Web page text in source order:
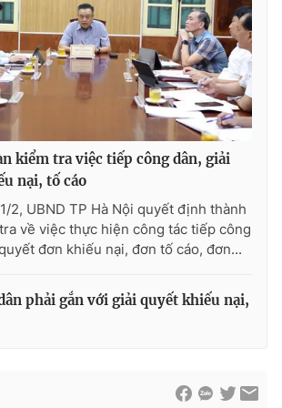
Đài Truyền hình Việt Nam
báo VTV
355 931 - 024.38 355 932
kiểm tra việc tiếp công dân, giải
nại, tố cáo
2, UBND TP Hà Nội quyết định thành
về việc thực hiện công tác tiếp công
đơn khiếu nại, đơn tố cáo, đơn...
phải gắn với giải quyết khiếu nại,